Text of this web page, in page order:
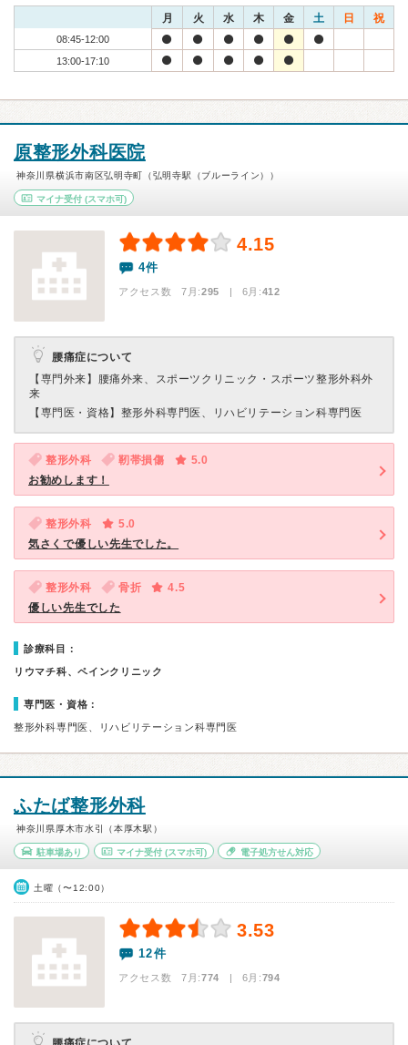
月 火 水 木 金 土 日 祝
08:45-12:00
13:00-17:10
原整形外科医院
神奈川県横浜市南区弘明寺町（弘明寺駅（ブルーライン））
マイナ受付 (スマホ可)
4.15
4件
アクセス数 7月:295 | 6月:412
腰痛症について
【専門外来】
腰痛外来、スポーツクリニック・スポーツ整形外科外
来
【専門医・資格】 整形外科専門医、リハビリテーション科専門医
整形外科 靭帯損傷
5.0
お勧めします！
整形外科
5.0
気さくで優しい先生でした。
整形外科 骨折
4.5
優しい先生でした
診療科目：
リウマチ科、ペインクリニック
専門医・資格：
整形外科専門医、リハビリテーション科専門医
ふたば整形外科
神奈川県厚木市水引（本厚木駅）
駐車場あり マイナ受付(スマホ可) 電子処方せん対応
土曜（〜12:00）
3.53
12件
アクセス数 7月:774 | 6月:794